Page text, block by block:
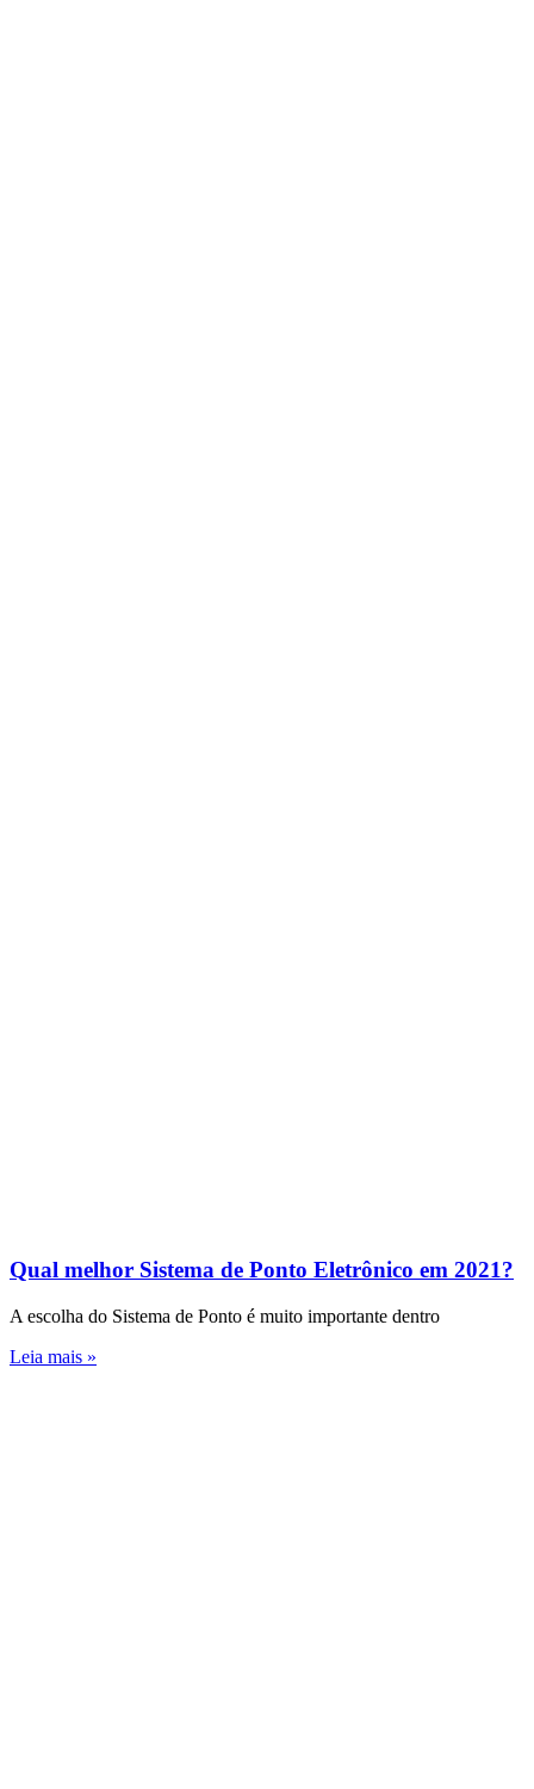
Qual melhor Sistema de Ponto Eletrônico em 2021?
A escolha do Sistema de Ponto é muito importante dentro
Leia mais »